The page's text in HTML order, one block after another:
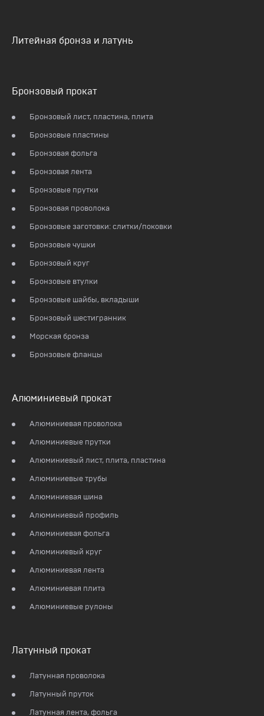
Литейная бронза и латунь
Бронзовый прокат
Бронзовый лист, пластина, плита
Бронзовые пластины
Бронзовая фольга
Бронзовая лента
Бронзовые прутки
Бронзовая проволока
Бронзовые заготовки: слитки/поковки
Бронзовые чушки
Бронзовый круг
Бронзовые втулки
Бронзовые шайбы, вкладыши
Бронзовый шестигранник
Морская бронза
Бронзовые фланцы
Алюминиевый прокат
Алюминиевая проволока
Алюминиевые прутки
Алюминиевый лист, плита, пластина
Алюминиевые трубы
Алюминиевая шина
Алюминиевый профиль
Алюминиевая фольга
Алюминиевый круг
Алюминиевая лента
Алюминиевая плита
Алюминиевые рулоны
Латунный прокат
Латунная проволока
Латунный пруток
Латунная лента, фольга